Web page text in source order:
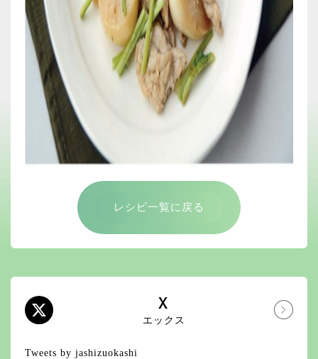
レシピ一覧に戻る
X
エックス
Tweets by jashizuokashi